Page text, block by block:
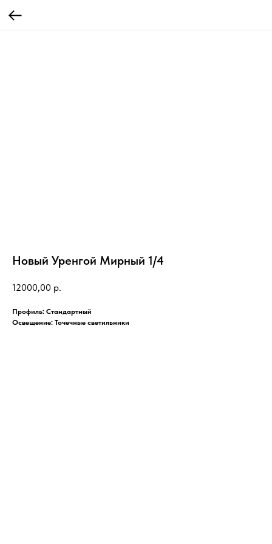
Новый Уренгой Мирный 1/4
12000,00 р.
Профиль: Стандартный
Освещение: Точечные светильники